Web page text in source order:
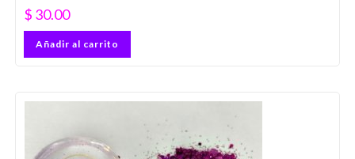
$ 30.00
Añadir al carrito